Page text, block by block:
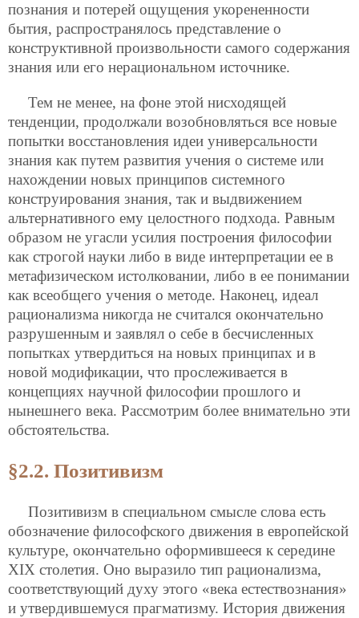
познания и потерей ощущения укорененности
бытия, распространялось представление о
конструктивной произвольности самого содержания
знания или его нерациональном источнике.
Тем не менее, на фоне этой нисходящей
тенденции, продолжали возобновляться все новые
попытки восстановления идеи универсальности
знания как путем развития учения о системе или
нахождении новых принципов системного
конструирования знания, так и выдвижением
альтернативного ему целостного подхода. Равным
образом не угасли усилия построения философии
как строгой науки либо в виде интерпретации ее в
метафизическом истолковании, либо в ее понимании
как всеобщего учения о методе. Наконец, идеал
рационализма никогда не считался окончательно
разрушенным и заявлял о себе в бесчисленных
попытках утвердиться на новых принципах и в
новой модификации, что прослеживается в
концепциях научной философии прошлого и
нынешнего века. Рассмотрим более внимательно эти
обстоятельства.
§2.2. Позитивизм
Позитивизм в специальном смысле слова есть
обозначение философского движения в европейской
культуре, окончательно оформившееся к середине
XIX столетия. Оно выразило тип рационализма,
соответствующий духу этого «века естествознания»
и утвердившемуся прагматизму. История движения